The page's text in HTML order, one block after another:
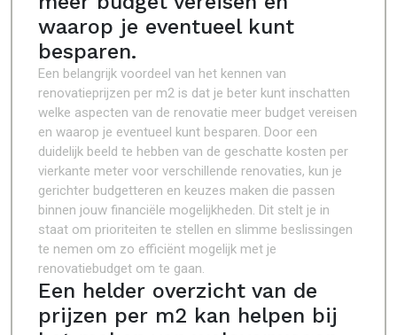
waarop je eventueel kunt
besparen.
Een belangrijk voordeel van het kennen van
renovatieprijzen per m2 is dat je beter kunt inschatten
welke aspecten van de renovatie meer budget vereisen
en waarop je eventueel kunt besparen. Door een
duidelijk beeld te hebben van de geschatte kosten per
vierkante meter voor verschillende renovaties, kun je
gerichter budgetteren en keuzes maken die passen
binnen jouw financiële mogelijkheden. Dit stelt je in
staat om prioriteiten te stellen en slimme beslissingen
te nemen om zo efficiënt mogelijk met je
renovatiebudget om te gaan.
Een helder overzicht van de
prijzen per m2 kan helpen bij